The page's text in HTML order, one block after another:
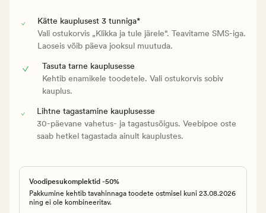
Kätte kauplusest 3 tunniga*
Vali ostukorvis „Klikka ja tule järele“. Teavitame SMS-iga.
Laoseis võib päeva jooksul muutuda.
Tasuta tarne kauplusesse
Kehtib enamikele toodetele. Vali ostukorvis sobiv
kauplus.
Lihtne tagastamine kauplusesse
30-päevane vahetus- ja tagastusõigus. Veebipoe oste
saab hetkel tagastada ainult kauplustes.
Voodipesukomplektid -50%
Pakkumine kehtib tavahinnaga toodete ostmisel kuni 23.08.2026
ning ei ole kombineeritav.